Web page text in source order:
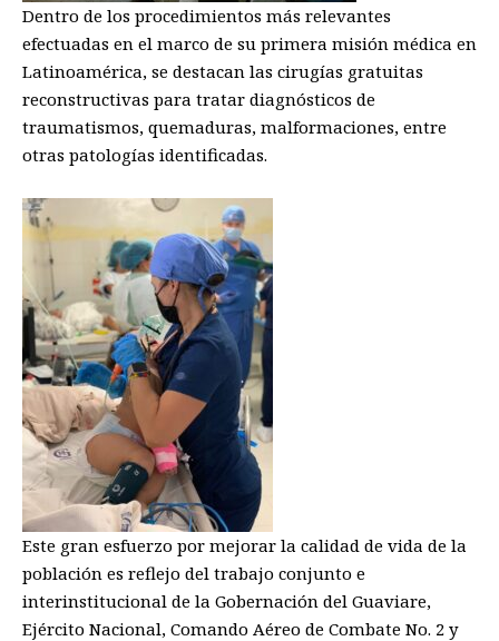
Dentro de los procedimientos más relevantes
efectuadas en el marco de su primera misión médica en
Latinoamérica, se destacan las cirugías gratuitas
reconstructivas para tratar diagnósticos de
traumatismos, quemaduras, malformaciones, entre
otras patologías identificadas.
Este gran esfuerzo por mejorar la calidad de vida de la
población es reflejo del trabajo conjunto e
interinstitucional de la Gobernación del Guaviare,
Ejército Nacional, Comando Aéreo de Combate No. 2 y